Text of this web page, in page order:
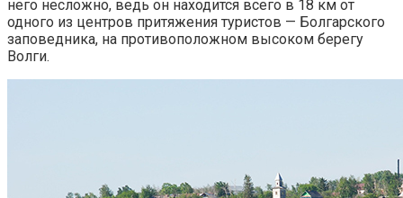
него несложно, ведь он находится всего в 18 км от
одного из центров притяжения туристов — Болгарского
заповедника, на противоположном высоком берегу
Волги.